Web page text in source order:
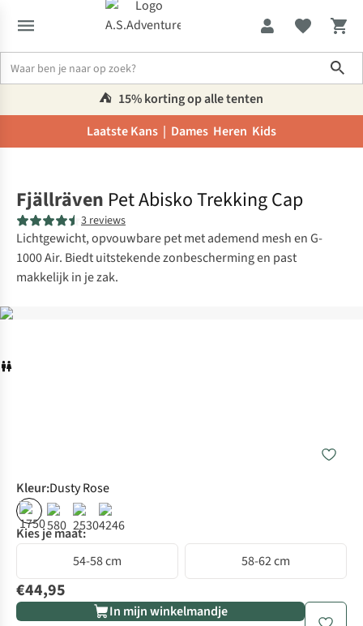
⛺️ 15% korting op alle tenten
Laatste Kans | Dames Heren Kids
Fjällräven Pet Abisko Trekking Cap
3 reviews
Lichtgewicht, opvouwbare pet met ademend mesh en G-
1000 Air. Biedt uitstekende zonbescherming en past
makkelijk in je zak.
Kleur:Dusty Rose
Kies je maat:
54-58 cm
58-62 cm
€44,95
In mijn winkelmandje